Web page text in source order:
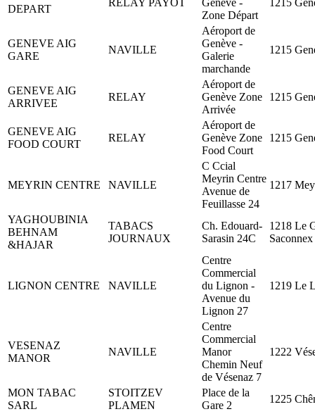
DEPART
RELAY PAYOT
Genève -
Zone Départ
1215
GENEVE AIG
GARE
NAVILLE
Aéroport de
Genève -
Galerie
marchande
1215
GENEVE AIG
ARRIVEE
RELAY
Aéroport de
Genève Zone
Arrivée
1215
GENEVE AIG
FOOD COURT
RELAY
Aéroport de
Genève Zone
Food Court
1215
MEYRIN CENTRE NAVILLE
C Ccial
Meyrin Centre
Avenue de
Feuillasse 24
1217
YAGHOUBINIA
BEHNAM
&HAJAR
TABACS
JOURNAUX
Ch. Edouard-
Sarasin 24C
1218 Le
Saconnex
LIGNON CENTRE NAVILLE
Centre
Commercial
du Lignon -
Avenue du
Lignon 27
1219 Le
VESENAZ
MANOR
NAVILLE
Centre
Commercial
Manor
Chemin Neuf
de Vésenaz 7
1222
MON TABAC
SARL
STOITZEV
PLAMEN
Place de la
Gare 2
1225